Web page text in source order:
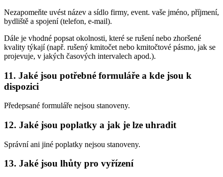
Nezapomeňte uvést název a sídlo firmy, event. vaše jméno, příjmení,
bydliště a spojení (telefon, e-mail).
Dále je vhodné popsat okolnosti, které se rušení nebo zhoršené
kvality týkají (např. rušený kmitočet nebo kmitočtové pásmo, jak se
projevuje, v jakých časových intervalech apod.).
11. Jaké jsou potřebné formuláře a kde jsou k
dispozici
Předepsané formuláře nejsou stanoveny.
12. Jaké jsou poplatky a jak je lze uhradit
Správní ani jiné poplatky nejsou stanoveny.
13. Jaké jsou lhůty pro vyřízení